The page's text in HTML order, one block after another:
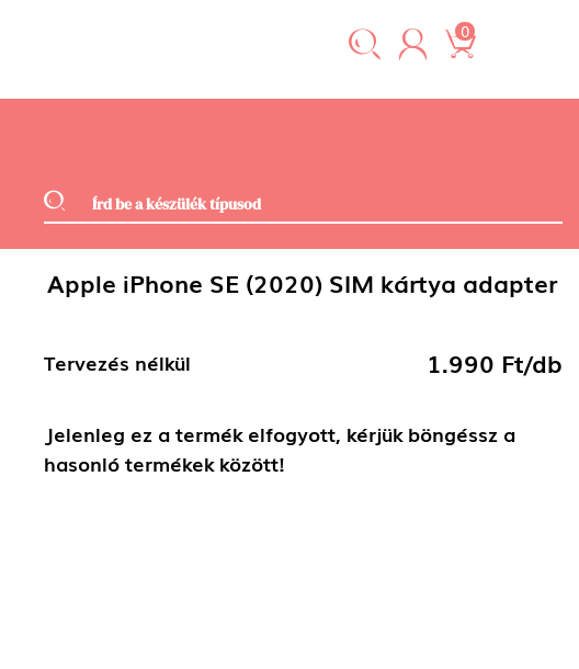
0
Apple iPhone SE (2020) SIM kártya adapter
Tervezés nélkül 1.990 Ft/db
Jelenleg ez a termék elfogyott, kérjük böngéssz a
hasonló termékek között!